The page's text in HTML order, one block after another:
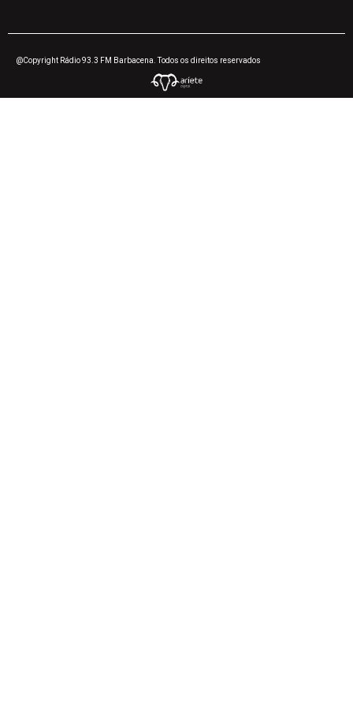
@Copyright Rádio 93.3 FM Barbacena. Todos os direitos reservados